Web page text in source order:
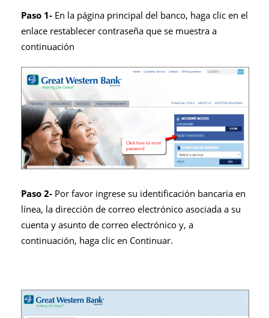
Paso 1- En la página principal del banco, haga clic en el
enlace restablecer contraseña que se muestra a
continuación
Paso 2- Por favor ingrese su identificación bancaria en
línea, la dirección de correo electrónico asociada a su
cuenta y asunto de correo electrónico y, a
continuación, haga clic en Continuar.